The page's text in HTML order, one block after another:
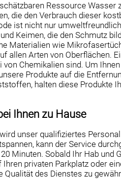
Ressource Wasser
die den Verbrauch dieser
ist nicht nur
Keimen, die den Schmutz
Materialien wie
allen Arten von Oberflächen.
von Chemikalien sind. Um
Produkte auf die
halten diese Produkte
Ihnen zu Hause
unser qualifiziertes
kann der Service
Minuten. Sobald Ihr Hab und
privaten Parkplatz oder
Qualität des Dienstes zu